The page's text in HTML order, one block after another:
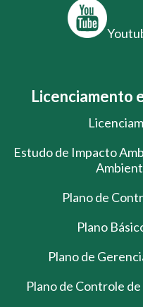
Licenciamento
Estudo de Impacto
Plano de
Plano
Plano de
Plano de Controle